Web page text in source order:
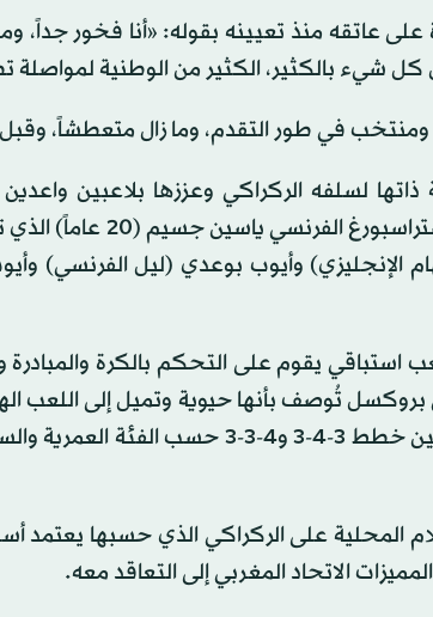
عاتقه منذ تعيينه بقوله: «أنا فخور جداً،
كل شيء بالكثير، الكثير من الوطنية
في طور التقدم، وما زال متعطشاً،
ذاتها لسلفه الركراكي وعززها بلاعبين
زكرياء الواحدي (24
الإنجليزي) وأيوب بوعدي (ليل الفرنسي)
يقوم على التحكم بالكرة والمبادرة
بروكسل تُوصف بأنها حيوية وتميل إلى
وذلك ضمن إطار اعتمد فيه تناوباً بين خطط
المحلية على الركراكي الذي حسبها يعتمد